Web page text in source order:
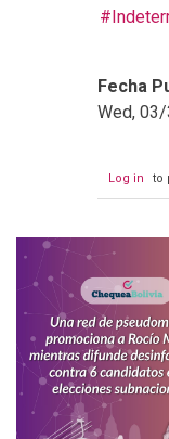
Fecha
Wed,
Log in to